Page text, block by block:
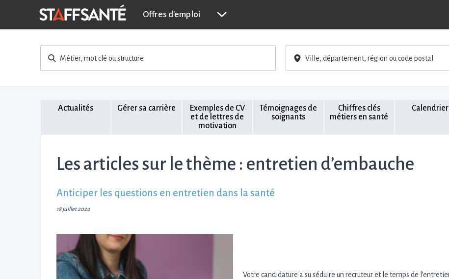
Offres d'emploi
Métier, mot clé ou structure Ville, département, région ou code postal
Actualités Gérer sa carrière
Exemples de CV
et de lettres de
motivation
Témoignages de
soignants
Chiffres clés
métiers en santé
Calendrier
Les articles sur le thème : entretien d’embauche
Anticiper les questions en entretien dans la santé
18 juillet 2024
Votre candidature a su séduire un recruteur et le temps de